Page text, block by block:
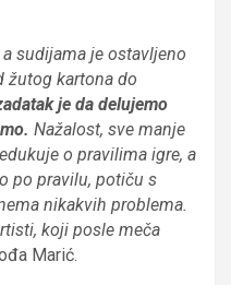
sudijama je ostavljeno
žutog kartona do
je da delujemo
Nažalost, sve manje
o pravilima igre, a
po pravilu, potiču s
nikakvih problema.
koji posle meča
Marić.